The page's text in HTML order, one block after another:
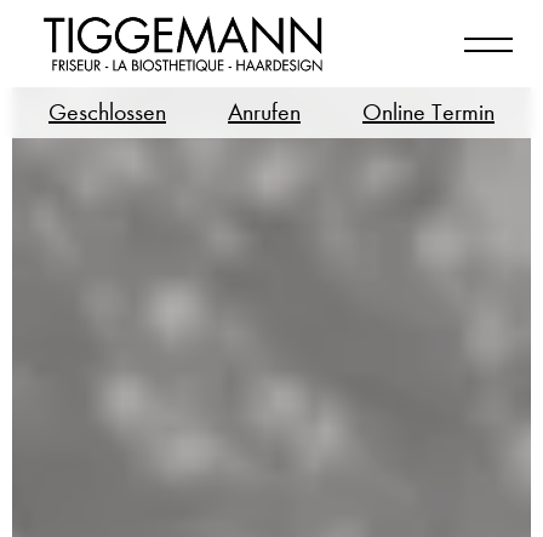
Geschlossen Anrufen Online Termin